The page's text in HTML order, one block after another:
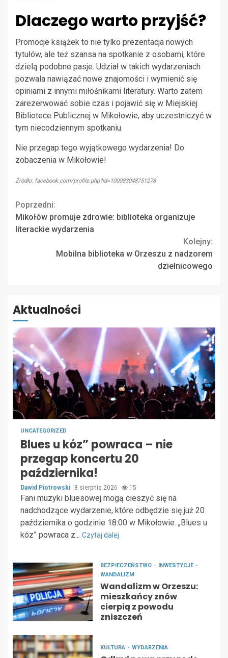
Dlaczego warto przyjść?
Promocje książek to nie tylko prezentacja nowych
tytułów, ale też szansa na spotkanie z osobami, które
dzielą podobne pasje. Udział w takich wydarzeniach
pozwala nawiązać nowe znajomości i wymienić się
opiniami z innymi miłośnikami literatury. Warto zatem
zarezerwować sobie czas i pojawić się w Miejskiej
Bibliotece Publicznej w Mikołowie, aby uczestniczyć w
tym niecodziennym spotkaniu.
Nie przegap tego wyjątkowego wydarzenia! Do
zobaczenia w Mikołowie!
Źródło: facebook.com/profile.php?id=100083048751278
Continue
Reading
Poprzedni:
Mikołów promuje zdrowie: biblioteka organizuje
literackie wydarzenia
Kolejny:
Mobilna biblioteka w Orzeszu z nadzorem
dzielnicowego
Aktualności
UNCATEGORIZED
Blues u kóz” powraca – nie
przegap koncertu 20
października!
Dawid Piotrowski 8 sierpnia 2026 15
Fani muzyki bluesowej mogą cieszyć się na
nadchodzące wydarzenie, które odbędzie się już 20
października o godzinie 18:00 w Mikołowie. „Blues u
kóz” powraca z... Czytaj dalej
BEZPIECZEŃSTWO
INWESTYCJE
WANDALIZM
Wandalizm w Orzeszu:
mieszkańcy znów
cierpią z powodu
zniszczeń
KULTURA WYDARZENIA